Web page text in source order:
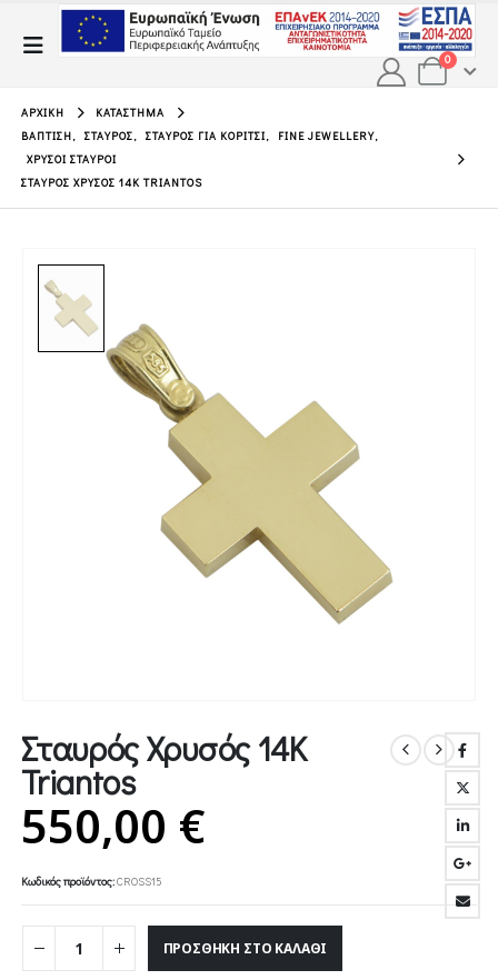
0
ΑΡΧΙΚΉ
ΚΑΤΆΣΤΗΜΑ
ΒΆΠΤΙΣΗ, ΣΤΑΥΡΌΣ, ΣΤΑΥΡΌΣ ΓΙΑ ΚΟΡΊΤΣΙ, FINE JEWELLERY,
ΧΡΥΣΟΊ ΣΤΑΥΡΟΊ
ΣΤΑΥΡΌΣ ΧΡΥΣΌΣ 14Κ TRIANTOS
Σταυρός Χρυσός 14Κ
Triantos
550,00 €
Κωδικός προϊόντος:CROSS15
ΠΡΟΣΘΉΚΗ ΣΤΟ ΚΑΛΆΘΙ